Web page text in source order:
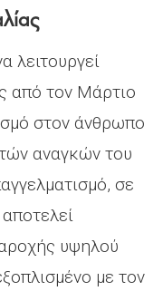
λειτουργεί
από τον Μάρτιο
στον άνθρωπο
αναγκών του
σε
υψηλού
µε τον